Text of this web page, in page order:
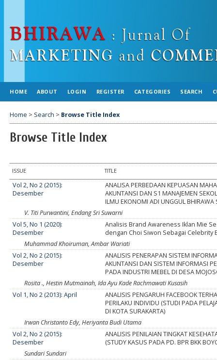
HOME ABOUT LOGIN REGISTER CATEGORIES SEARCH
Home > Search > Browse Title Index
Browse Title Index
ISSUE TITLE
Vol 2, No 2 (2015):
Desember
ANALISA PERBEDAAN KEPUASAN
AKUNTANSI DAN S1 MANAJEMEN
ILMU EKONOMI ADI UNGGUL BHIRAWA
V. Titi Purwantini, Endang Sri Suwarni
Vol 5, No 1 (2020):
Desember
Analisis Brand Awareness Iklan Mie
dengan Choi Siwon Sebagai Celebrity
Muhammad Khoiruman, Ambar Wariati
Vol 2, No 2 (2015):
Desember
ANALISIS PENERAPAN SISTEM
AKUNTANSI DAN SISTEM INFORMASI
PADA INDUSTRI MEBEL DI DESA
Rosita ., Hestin Mutmainah, Ida Ayu Kade Rachmawati Kusasih
Vol 1, No 2 (2013): April
ANALISIS PENGARUH FACEBOOK
PERILAKU INDIVIDU (STUDI PADA
DI KOTA SURAKARTA)
Irwan Christanto Edy, Heriyanta Budi Utama
Vol 2, No 2 (2015):
Desember
ANALISIS PENILAIAN TINGKAT
(STUDY KASUS PADA PD. BPR BKK
Sundari Sundari